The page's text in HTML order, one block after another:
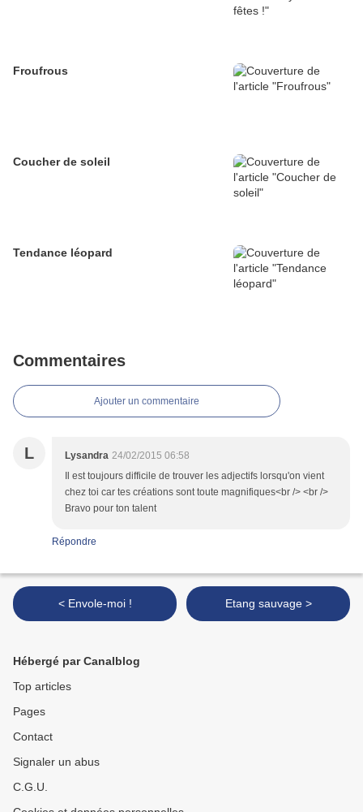
Froufrous
Coucher de soleil
Tendance léopard
Commentaires
Ajouter un commentaire
L Lysandra 24/02/2015 06:58
Il est toujours difficile de trouver les adjectifs lorsqu'on vient
chez toi car tes créations sont toute magnifiques<br /> <br />
Bravo pour ton talent
Répondre
< Envole-moi ! Etang sauvage >
Hébergé par Canalblog
Top articles
Pages
Contact
Signaler un abus
C.G.U.